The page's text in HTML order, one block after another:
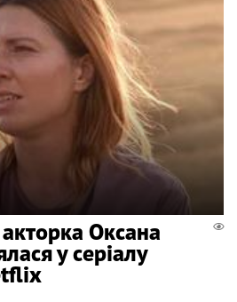
Оксана
у серіалу